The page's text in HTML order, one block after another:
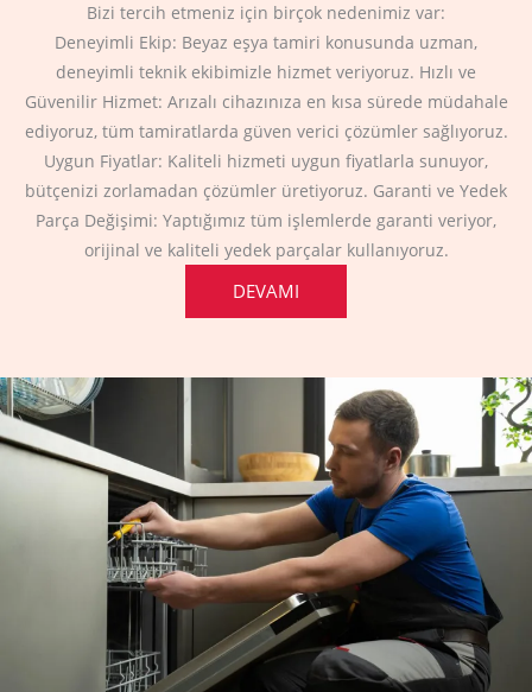
Bizi tercih etmeniz için birçok nedenimiz var:
Deneyimli Ekip: Beyaz eşya tamiri konusunda uzman,
deneyimli teknik ekibimizle hizmet veriyoruz. Hızlı ve
Güvenilir Hizmet: Arızalı cihazınıza en kısa sürede müdahale
ediyoruz, tüm tamiratlarda güven verici çözümler sağlıyoruz.
Uygun Fiyatlar: Kaliteli hizmeti uygun fiyatlarla sunuyor,
bütçenizi zorlamadan çözümler üretiyoruz. Garanti ve Yedek
Parça Değişimi: Yaptığımız tüm işlemlerde garanti veriyor,
orijinal ve kaliteli yedek parçalar kullanıyoruz.
DEVAMI